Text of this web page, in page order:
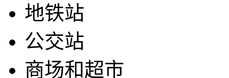
地铁站
公交站
商场和超市